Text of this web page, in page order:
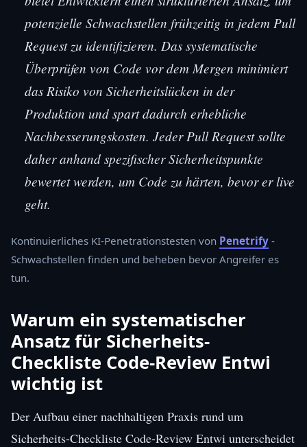
potenzielle Schwachstellen frühzeitig in jedem Pull
Request zu identifizieren. Das systematische
Überprüfen von Code vor dem Mergen minimiert
das Risiko von Sicherheitslücken in der
Produktion und spart dadurch erhebliche
Nachbesserungskosten. Jeder Pull Request sollte
daher anhand spezifischer Sicherheitspunkte
bewertet werden, um Code zu härten, bevor er live
geht.
Kontinuierliches KI-Penetrationstesten von Penetrify -
Schwachstellen finden und beheben bevor Angreifer es
tun.
Warum ein systematischer
Ansatz für Sicherheits-
Checkliste Code-Review Entwi
wichtig ist
Der Aufbau einer nachhaltigen Praxis rund um
Sicherheits-Checkliste Code-Review Entwi unterscheidet